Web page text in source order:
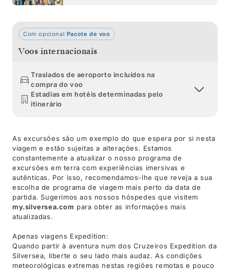
Com opcional Pacote de voo
Voos internacionais
Traslados de aeroporto incluídos na
compra do voo
Estadias em hotéis determinadas pelo
itinerário
As excursões são um exemplo do que espera por si nesta
viagem e estão sujeitas a alterações. Estamos
constantemente a atualizar o nosso programa de
excursões em terra com experiências imersivas e
autênticas. Por isso, recomendamos-lhe que reveja a sua
escolha de programa de viagem mais perto da data de
partida. Sugerimos aos nossos hóspedes que visitem
my.silversea.com para obter as informações mais
atualizadas.
Apenas viagens Expedition:
Quando partir à aventura num dos Cruzeiros Expedition da
Silversea, liberte o seu lado mais audaz. As condições
meteorológicas extremas nestas regiões remotas e pouco